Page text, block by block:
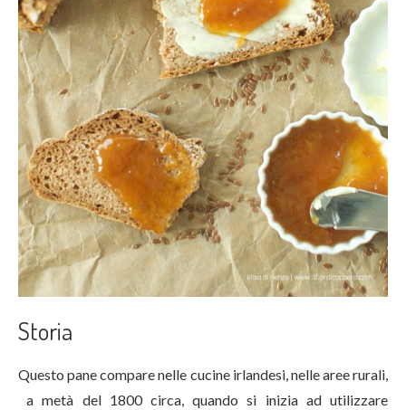
Storia
Questo pane compare nelle cucine irlandesi, nelle aree rurali,
a metà del 1800 circa, quando si inizia ad utilizzare